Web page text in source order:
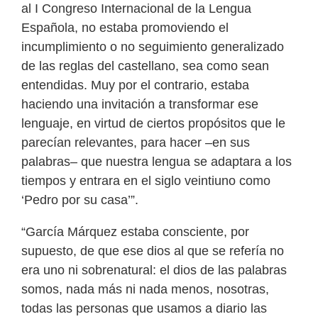
al I Congreso Internacional de la Lengua
Española, no estaba promoviendo el
incumplimiento o no seguimiento generalizado
de las reglas del castellano, sea como sean
entendidas. Muy por el contrario, estaba
haciendo una invitación a transformar ese
lenguaje, en virtud de ciertos propósitos que le
parecían relevantes, para hacer –en sus
palabras– que nuestra lengua se adaptara a los
tiempos y entrara en el siglo veintiuno como
‘Pedro por su casa’”.
“García Márquez estaba consciente, por
supuesto, de que ese dios al que se refería no
era uno ni sobrenatural: el dios de las palabras
somos, nada más ni nada menos, nosotras,
todas las personas que usamos a diario las